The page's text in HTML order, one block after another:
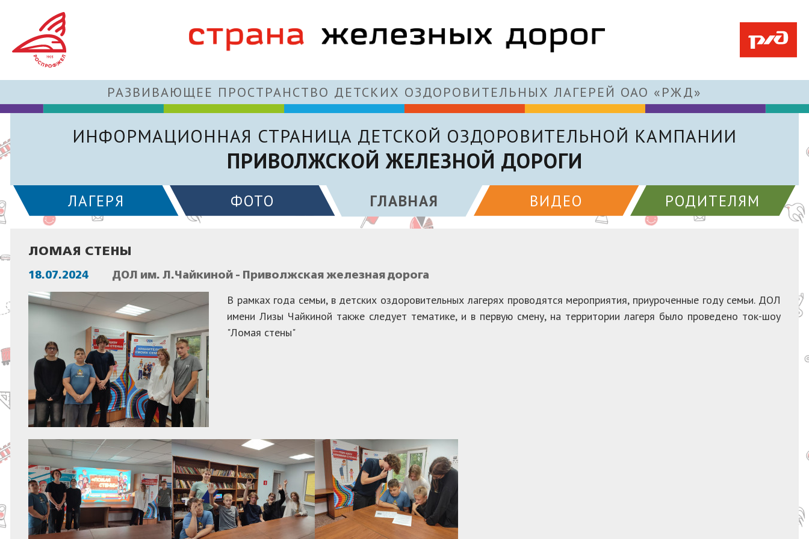
РАЗВИВАЮЩЕЕ ПРОСТРАНСТВО ДЕТСКИХ ОЗДОРОВИТЕЛЬНЫХ ЛАГЕРЕЙ ОАО «РЖД»
ИНФОРМАЦИОННАЯ СТРАНИЦА ДЕТСКОЙ ОЗДОРОВИТЕЛЬНОЙ КАМПАНИИ
ПРИВОЛЖСКОЙ ЖЕЛЕЗНОЙ ДОРОГИ
ЛАГЕРЯ ФОТО ГЛАВНАЯ ВИДЕО РОДИТЕЛЯМ
ЛОМАЯ СТЕНЫ
18.07.2024 ДОЛ им. Л.Чайкиной - Приволжская железная дорога
В рамках года семьи, в детских оздоровительных лагерях проводятся мероприятия, приуроченные году семьи. ДОЛ
имени Лизы Чайкиной также следует тематике, и в первую смену, на территории лагеря было проведено ток-шоу
"Ломая стены"